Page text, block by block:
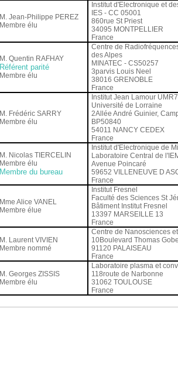
M. Jean-Philippe PEREZ
Membre élu
Institut d'Electronique et
IES - CC 05001
860rue St Priest
34095 MONTPELLIER
France
M. Quentin RAFHAY
Référent parité
Membre élu
Centre de
des Alpes
MINATEC - CS50257
3parvis Louis Neel
38016 GRENOBLE
France
M. Frédéric SARRY
Membre élu
Institut Jean Lamour
Université de Lorraine
2Allée André Guinier,
BP50840
54011 NANCY CEDEX
France
M. Nicolas TIERCELIN
Membre élu
Membre du bureau
Institut d'Electronique de
Laboratoire Central de
Avenue Poincaré
59652 VILLENEUVE D
France
Mme Alice VANEL
Membre élue
Institut Fresnel
Faculté des Sciences St
Bâtiment Institut Fresnel
13397 MARSEILLE 13
France
M. Laurent VIVIEN
Membre nommé
Centre de Nanosciences
10Boulevard Thomas
91120 PALAISEAU
France
M. Georges ZISSIS
Membre élu
Laboratoire plasma et
118route de Narbonne
31062 TOULOUSE
France